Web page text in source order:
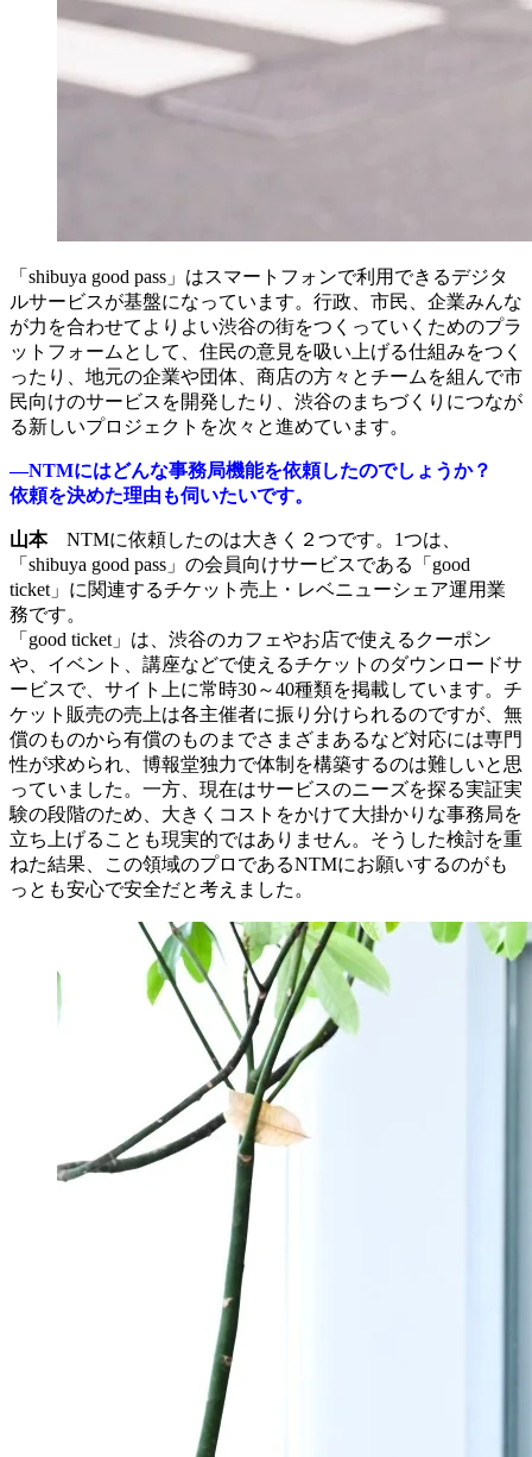
「shibuya good pass」はスマートフォンで利用できるデジタ
ルサービスが基盤になっています。行政、市民、企業みんな
が力を合わせてよりよい渋谷の街をつくっていくためのプラ
ットフォームとして、住民の意見を吸い上げる仕組みをつく
ったり、地元の企業や団体、商店の方々とチームを組んで市
民向けのサービスを開発したり、渋谷のまちづくりにつなが
る新しいプロジェクトを次々と進めています。
―NTMにはどんな事務局機能を依頼したのでしょうか？
依頼を決めた理由も伺いたいです。
山本NTMに依頼したのは大きく２つです。1つは、
「shibuya good pass」の会員向けサービスである「good
ticket」に関連するチケット売上・レベニューシェア運用業
務です。
「good ticket」は、渋谷のカフェやお店で使えるクーポン
や、イベント、講座などで使えるチケットのダウンロードサ
ービスで、サイト上に常時30～40種類を掲載しています。チ
ケット販売の売上は各主催者に振り分けられるのですが、無
償のものから有償のものまでさまざまあるなど対応には専門
性が求められ、博報堂独力で体制を構築するのは難しいと思
っていました。一方、現在はサービスのニーズを探る実証実
験の段階のため、大きくコストをかけて大掛かりな事務局を
立ち上げることも現実的ではありません。そうした検討を重
ねた結果、この領域のプロであるNTMにお願いするのがも
っとも安心で安全だと考えました。